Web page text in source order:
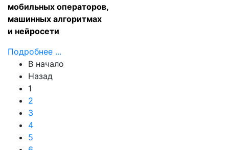
мобильных операторов,
машинных алгоритмах
и нейросети
Подробнее ...
В начало
Назад
1
2
3
4
5